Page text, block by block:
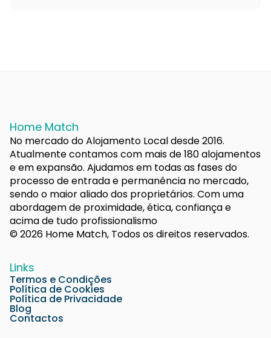
Home Match
No mercado do Alojamento Local desde 2016.
Atualmente contamos com mais de 180 alojamentos
e em expansão. Ajudamos em todas as fases do
processo de entrada e permanência no mercado,
sendo o maior aliado dos proprietários. Com uma
abordagem de proximidade, ética, confiança e
acima de tudo profissionalismo
© 2026 Home Match, Todos os direitos reservados.
Links
Termos e Condições
Política de Cookies
Política de Privacidade
Blog
Contactos